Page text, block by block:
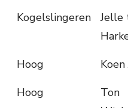
Kogelslingeren
Jelle
Hoog Koen
Hoog
Ton